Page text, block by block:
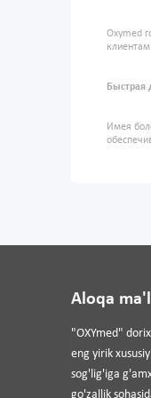
Oxymed
Быстрая
Имея
Aloqa
"OXYmed"
eng yirik
sog'lig'iga
go'zallik